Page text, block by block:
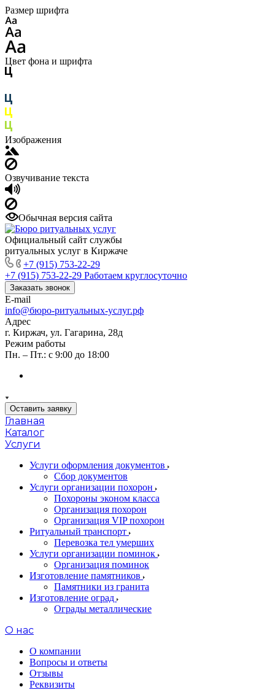
Размер шрифта
Цвет фона и шрифта
Изображения
Озвучивание текста
Обычная версия сайта
Официальный сайт службы
ритуальных услуг в Киржаче
+7 (915) 753-22-29
+7 (915) 753-22-29 Работаем круглосуточно
Заказать звонок
E-mail
info@бюро-ритуальных-услуг.рф
Адрес
г. Киржач, ул. Гагарина, 28д
Режим работы
Пн. – Пт.: с 9:00 до 18:00
Оставить заявку
Главная
Каталог
Услуги
Услуги оформления документов
Сбор документов
Услуги организации похорон
Похороны эконом класса
Организация похорон
Организация VIP похорон
Ритуальный транспорт
Перевозка тел умерших
Услуги организации поминок
Организация поминок
Изготовление памятников
Памятники из гранита
Изготовление оград
Ограды металлические
О нас
О компании
Вопросы и ответы
Отзывы
Реквизиты